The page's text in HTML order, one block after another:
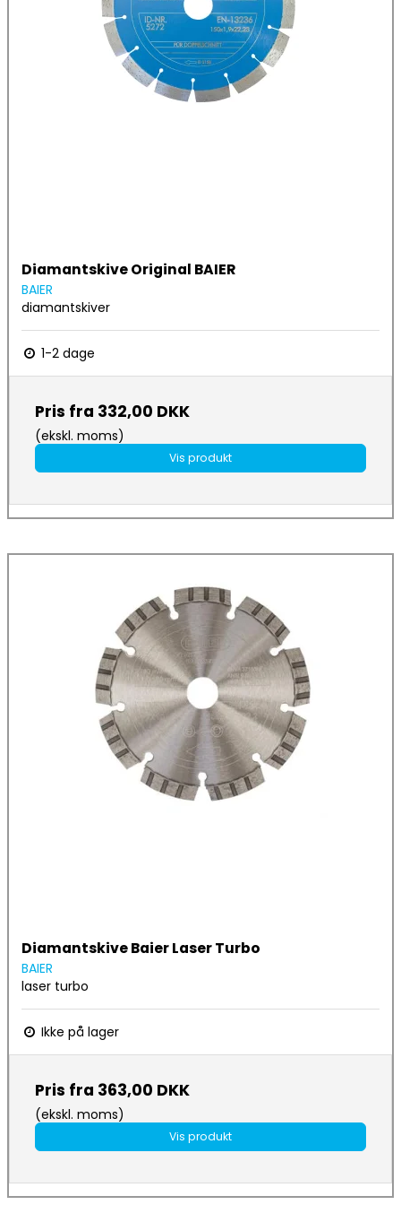
Diamantskive Original BAIER
BAIER
diamantskiver
1-2 dage
Pris fra 332,00 DKK
(ekskl. moms)
Vis produkt
Diamantskive Baier Laser Turbo
BAIER
laser turbo
Ikke på lager
Pris fra 363,00 DKK
(ekskl. moms)
Vis produkt